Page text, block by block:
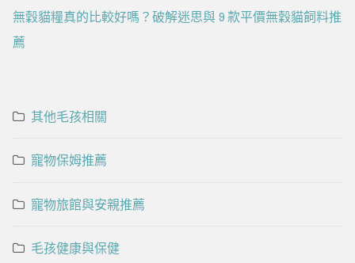
無穀貓糧真的比較好嗎？破解迷思與 9 款平價無穀貓飼料推
薦
其他毛孩相關
寵物保姆推薦
寵物旅館與安親推薦
毛孩健康與保健